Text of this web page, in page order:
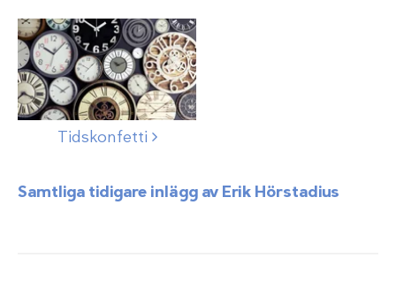
Tidskonfetti
Samtliga tidigare inlägg av Erik Hörstadius